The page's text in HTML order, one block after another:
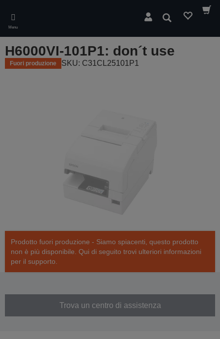
main
content
Menu
Cerca
H6000VI-101P1: don´t use
Fuori produzione SKU: C31CL25101P1
Prodotto fuori produzione - Siamo spiacenti, questo prodotto
non è più disponibile. Qui di seguito trovi ulteriori informazioni
per il supporto.
Trova un centro di assistenza